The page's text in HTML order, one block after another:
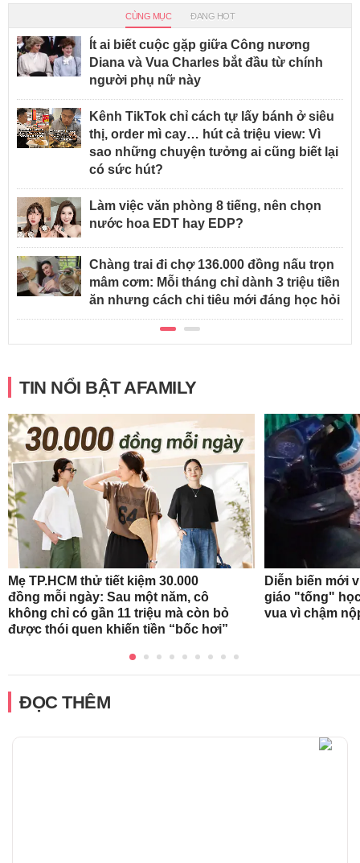
CÙNG MỤC ĐANG HOT
Ít ai biết cuộc gặp giữa Công nương
Diana và Vua Charles bắt đầu từ chính
người phụ nữ này
Kênh TikTok chỉ cách tự lấy bánh ở siêu
thị, order mì cay… hút cả triệu view: Vì
sao những chuyện tưởng ai cũng biết lại
có sức hút?
Làm việc văn phòng 8 tiếng, nên chọn
nước hoa EDT hay EDP?
Chàng trai đi chợ 136.000 đồng nấu trọn
mâm cơm: Mỗi tháng chỉ dành 3 triệu tiền
ăn nhưng cách chi tiêu mới đáng học hỏi
TIN NỔI BẬT AFAMILY
Mẹ TP.HCM thử tiết kiệm 30.000
đồng mỗi ngày: Sau một năm, cô
không chỉ có gần 11 triệu mà còn bỏ
được thói quen khiến tiền “bốc hơi”
Diễn biến mới
giáo "tống"
vua vì chậm
ĐỌC THÊM